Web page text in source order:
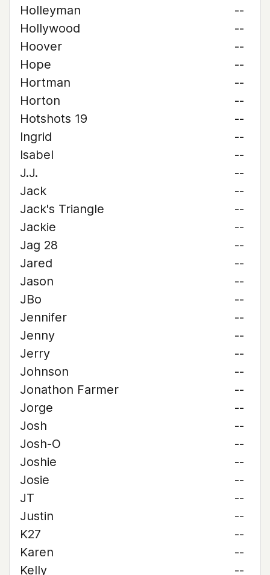
Holleyman
--
Hollywood
--
Hoover
--
Hope
--
Hortman
--
Horton
--
Hotshots 19
--
Ingrid
--
Isabel
--
J.J.
--
Jack
--
Jack's Triangle
--
Jackie
--
Jag 28
--
Jared
--
Jason
--
JBo
--
Jennifer
--
Jenny
--
Jerry
--
Johnson
--
Jonathon Farmer
--
Jorge
--
Josh
--
Josh-O
--
Joshie
--
Josie
--
JT
--
Justin
--
K27
--
Karen
--
Kelly
--